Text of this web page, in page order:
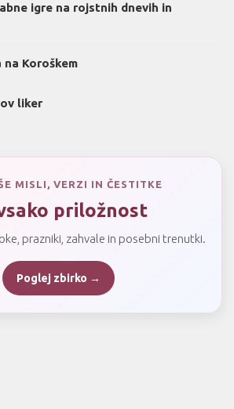
igre na rojstnih dnevih in
na Koroškem
liker
MISLI, VERZI IN ČESTITKE
priložnost
prazniki, zahvale in posebni trenutki.
Poglej zbirko →